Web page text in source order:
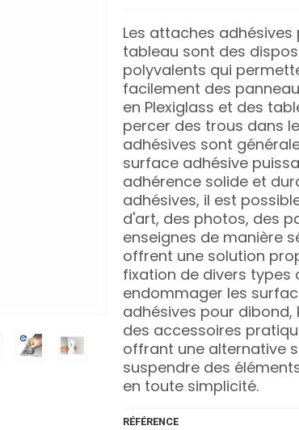
Les attaches adhésives
tableau sont des
polyvalents qui
facilement des
en Plexiglass et des
percer des trous dans
adhésives sont
surface adhésive
adhérence solide et
adhésives, il est
d'art, des photos, des
enseignes de manière
offrent une solution
fixation de divers types
endommager les
adhésives pour dibond,
des accessoires
offrant une alternative
suspendre des
en toute simplicité.
RÉFÉRENCE